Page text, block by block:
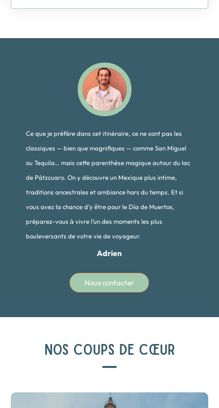
Ce que je préfère dans cet itinéraire, ce ne sont pas les
classiques — bien que magnifiques — comme San Miguel
ou Tequila… mais cette parenthèse magique autour du lac
de Pátzcuaro. On y découvre un Mexique plus intime,
traditions ancestrales et ambiance hors du temps. Et si
vous avez la chance d’y être pour le Día de Muertos,
préparez-vous à vivre l’un des moments les plus
bouleversants de votre vie de voyageur.
Adrien
Nous contacter
NOS COUPS DE CŒUR